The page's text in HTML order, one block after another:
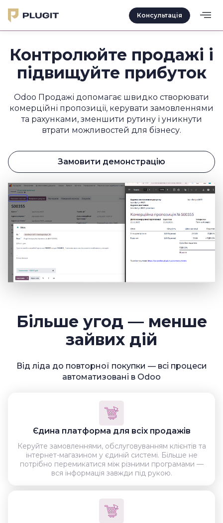
Консультація
Контролюйте продажі і
підвищуйте прибуток
Odoo Продажі допомагає швидко створювати
комерційні пропозиції, керувати замовленнями
та рахунками, зменшити рутину і уникнути
втрати можливостей для бізнесу.
Замовити демонстрацію
Більше угод — менше
зайвих дій
Від ліда до повторної покупки — всі процеси
автоматизовані в Odoo
Єдина платформа для всіх продажів
Керуйте замовленнями, обслуговуванням клієнтів та
інтернет-магазином у єдиній системі. Більше не
потрібно перемикатися між різними програмами —
вся інформація завжди під рукою.